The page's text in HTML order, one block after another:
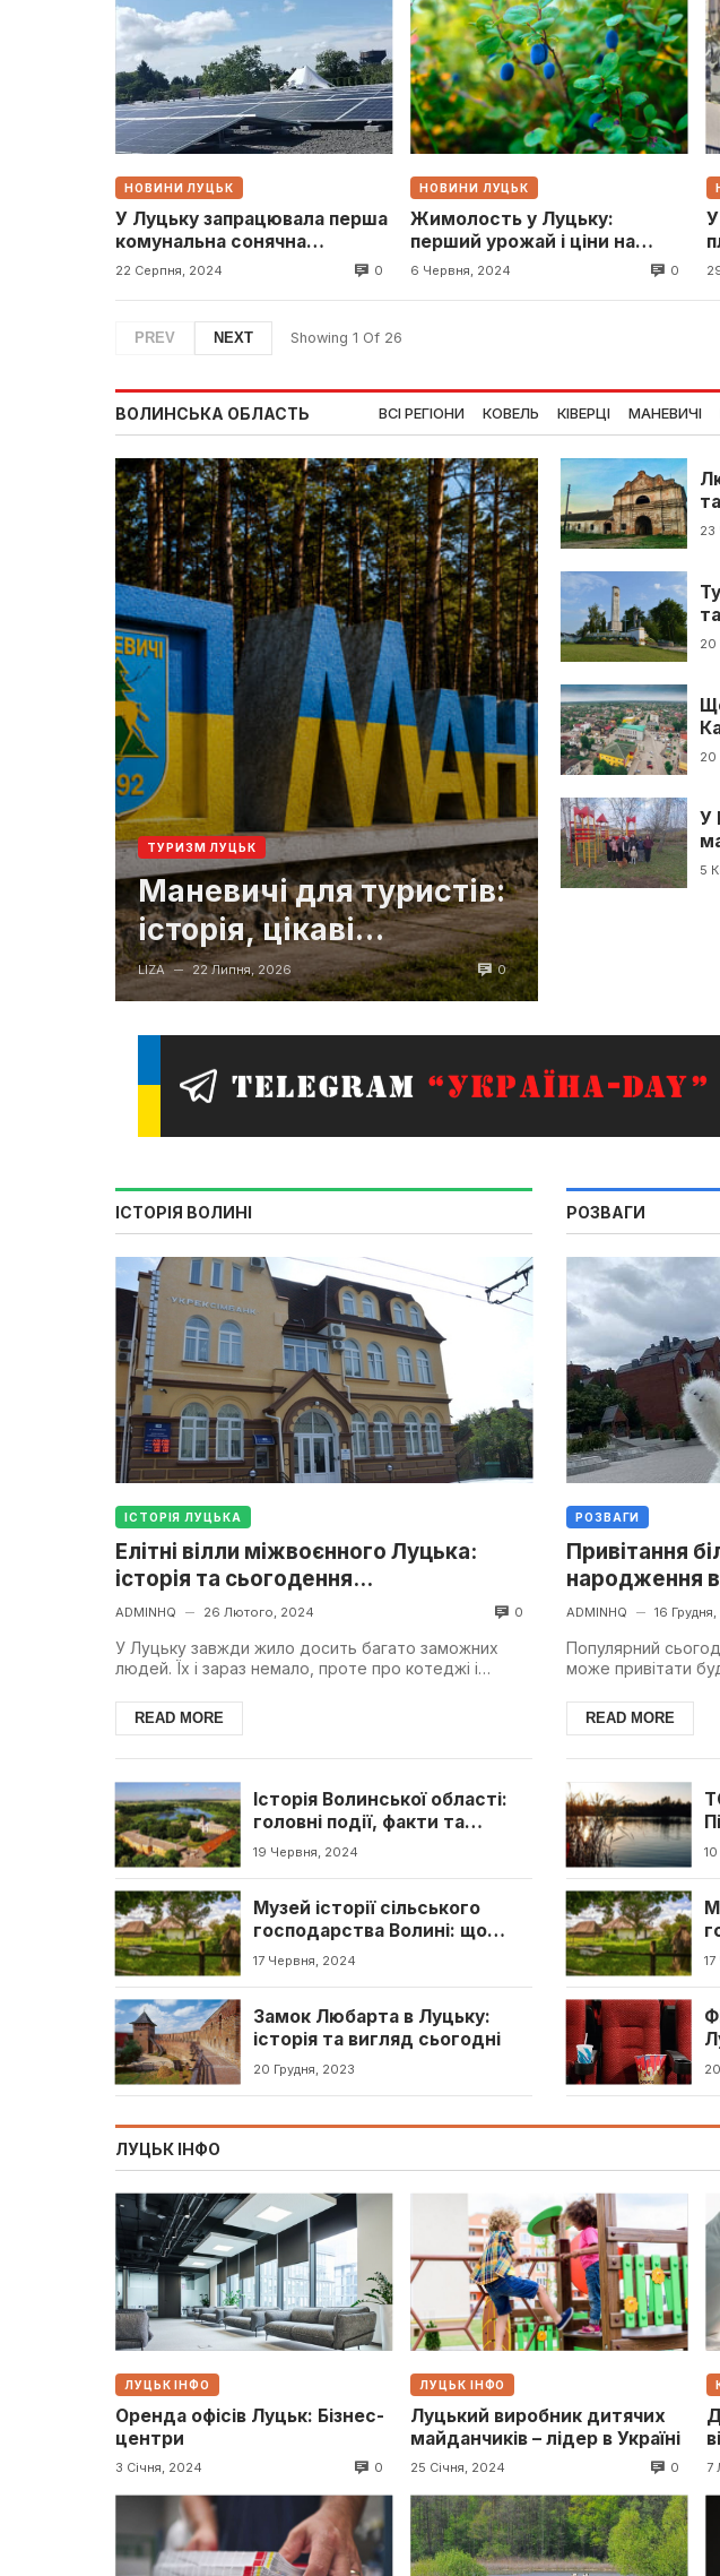
НОВИНИ ЛУЦЬК
У Луцьку запрацювала перша
комунальна сонячна
електростанція
22 Серпня, 2024 0
НОВИНИ ЛУЦЬК
Жимолость у Луцьку:
перший урожай і ціни на
ягоди
6 Червня, 2024 0
PREV NEXT Showing 1 Of 26
ВОЛИНСЬКА ОБЛАСТЬ ВСІ РЕГІОНИ КОВЕЛЬ КІВЕРЦІ МАНЕВИЧІ
ТУРИЗМ ЛУЦЬК
Маневичі для туристів:
історія, цікаві
туристичні місця та
маршру...
LIZA — 22 Липня, 2026 0
23
20
20
У
5
ІСТОРІЯ ВОЛИНІ
ІСТОРІЯ ЛУЦЬКА
Елітні вілли міжвоєнного Луцька:
історія та сьогодення...
ADMINHQ — 26 Лютого, 2024 0
У Луцьку завжди жило досить багато заможних
людей. Їх і зараз немало, проте про котеджі і
говорити у ок...
READ MORE
Історія Волинської області:
головні події, факти та
пам’ятки
19 Червня, 2024
Музей історії сільського
господарства Волині: що
цікавого
17 Червня, 2024
Замок Любарта в Луцьку:
історія та вигляд сьогодні
20 Грудня, 2023
РОЗВАГИ
РОЗВАГИ
Привітання
народження
ADMINHQ — 16
Популярний
може привітати
дл...READ MORE
ЛУЦЬК ІНФО
ЛУЦЬК ІНФО
Оренда офісів Луцьк: Бізнес-
центри
3 Січня, 2024 0
ЛУЦЬК ІНФО
Луцький виробник дитячих
майданчиків – лідер в Україні
25 Січня, 2024 0 7